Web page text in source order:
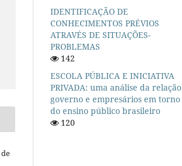
IDENTIFICAÇÃO DE
CONHECIMENTOS PRÉVIOS
ATRAVÉS DE SITUAÇÕES-
PROBLEMAS
142
ESCOLA PÚBLICA E INICIATIVA
PRIVADA: uma análise da relação
governo e empresários em torno
do ensino público brasileiro
120